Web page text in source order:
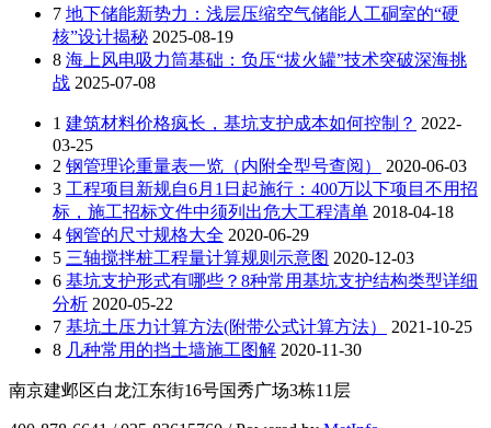
7 地下储能新势力：浅层压缩空气储能人工硐室的“硬
核”设计揭秘 2025-08-19
8 海上风电吸力筒基础：负压“拔火罐”技术突破深海挑
战 2025-07-08
1 建筑材料价格疯长，基坑支护成本如何控制？ 2022-
03-25
2 钢管理论重量表一览（内附全型号查阅）
2020-06-03
3 工程项目新规自6月1日起施行：400万以下项目不用招
标，施工招标文件中须列出危大工程清单 2018-04-18
4 钢管的尺寸规格大全 2020-06-29
5 三轴搅拌桩工程量计算规则示意图 2020-12-03
6 基坑支护形式有哪些？8种常用基坑支护结构类型详细
分析 2020-05-22
7 基坑土压力计算方法(附带公式计算方法）
2021-10-25
8 几种常用的挡土墙施工图解 2020-11-30
南京建邺区白龙江东街16号国秀广场3栋11层